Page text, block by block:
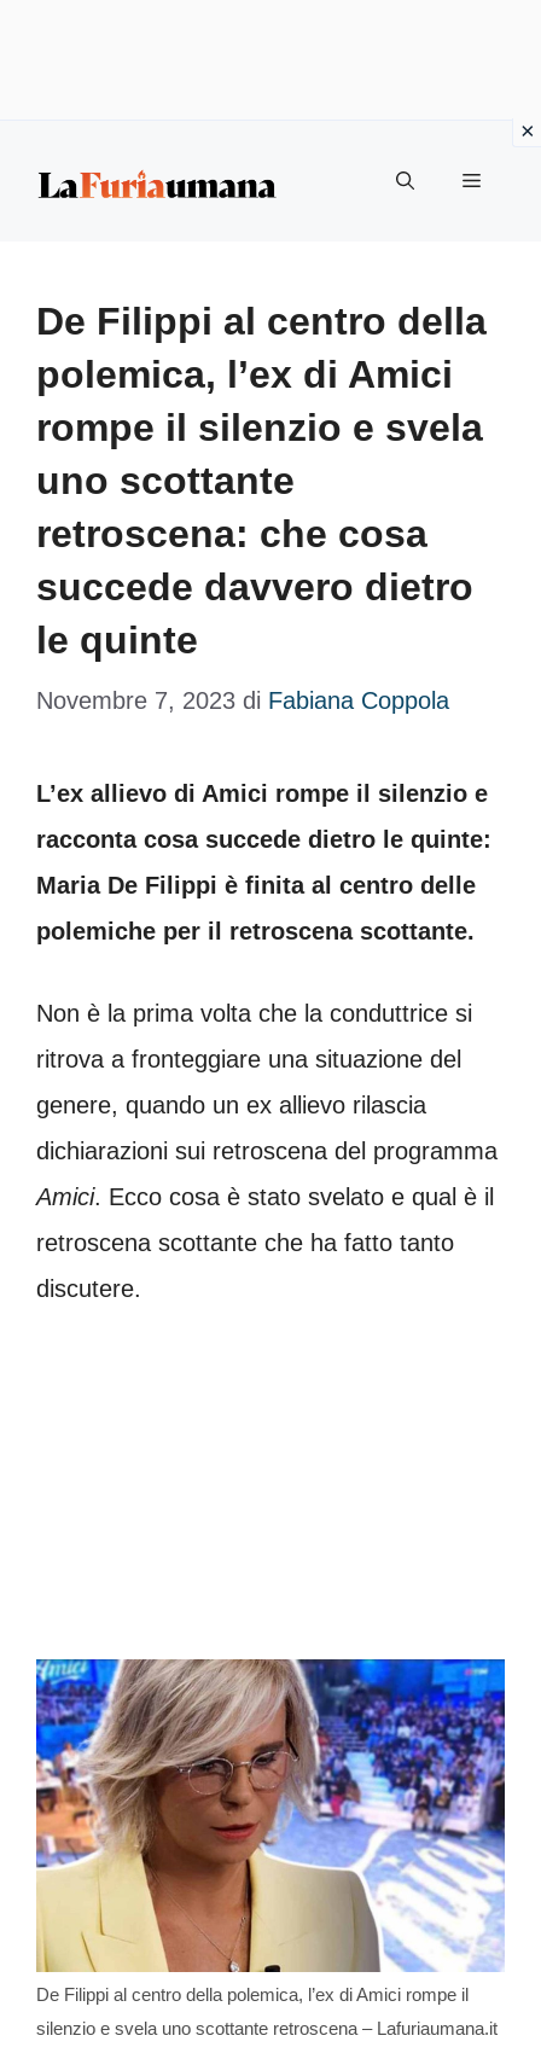
Menu
De Filippi al centro della
polemica, l’ex di Amici
rompe il silenzio e svela
uno scottante
retroscena: che cosa
succede davvero dietro
le quinte
Novembre 7, 2023 di Fabiana Coppola
L’ex allievo di Amici rompe il silenzio e
racconta cosa succede dietro le quinte:
Maria De Filippi è finita al centro delle
polemiche per il retroscena scottante.
Non è la prima volta che la conduttrice si
ritrova a fronteggiare una situazione del
genere, quando un ex allievo rilascia
dichiarazioni sui retroscena del programma
Amici. Ecco cosa è stato svelato e qual è il
retroscena scottante che ha fatto tanto
discutere.
De Filippi al centro della polemica, l’ex di Amici rompe il
silenzio e svela uno scottante retroscena – Lafuriaumana.it